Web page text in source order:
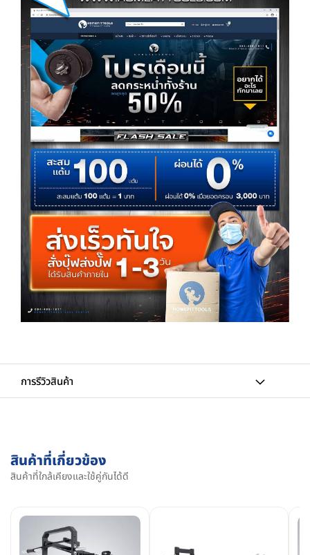
การรีวิวสินค้า
สินค้าที่เกี่ยวข้อง
สินค้าที่ใกล้เคียงและใช้คู่กันได้ดี